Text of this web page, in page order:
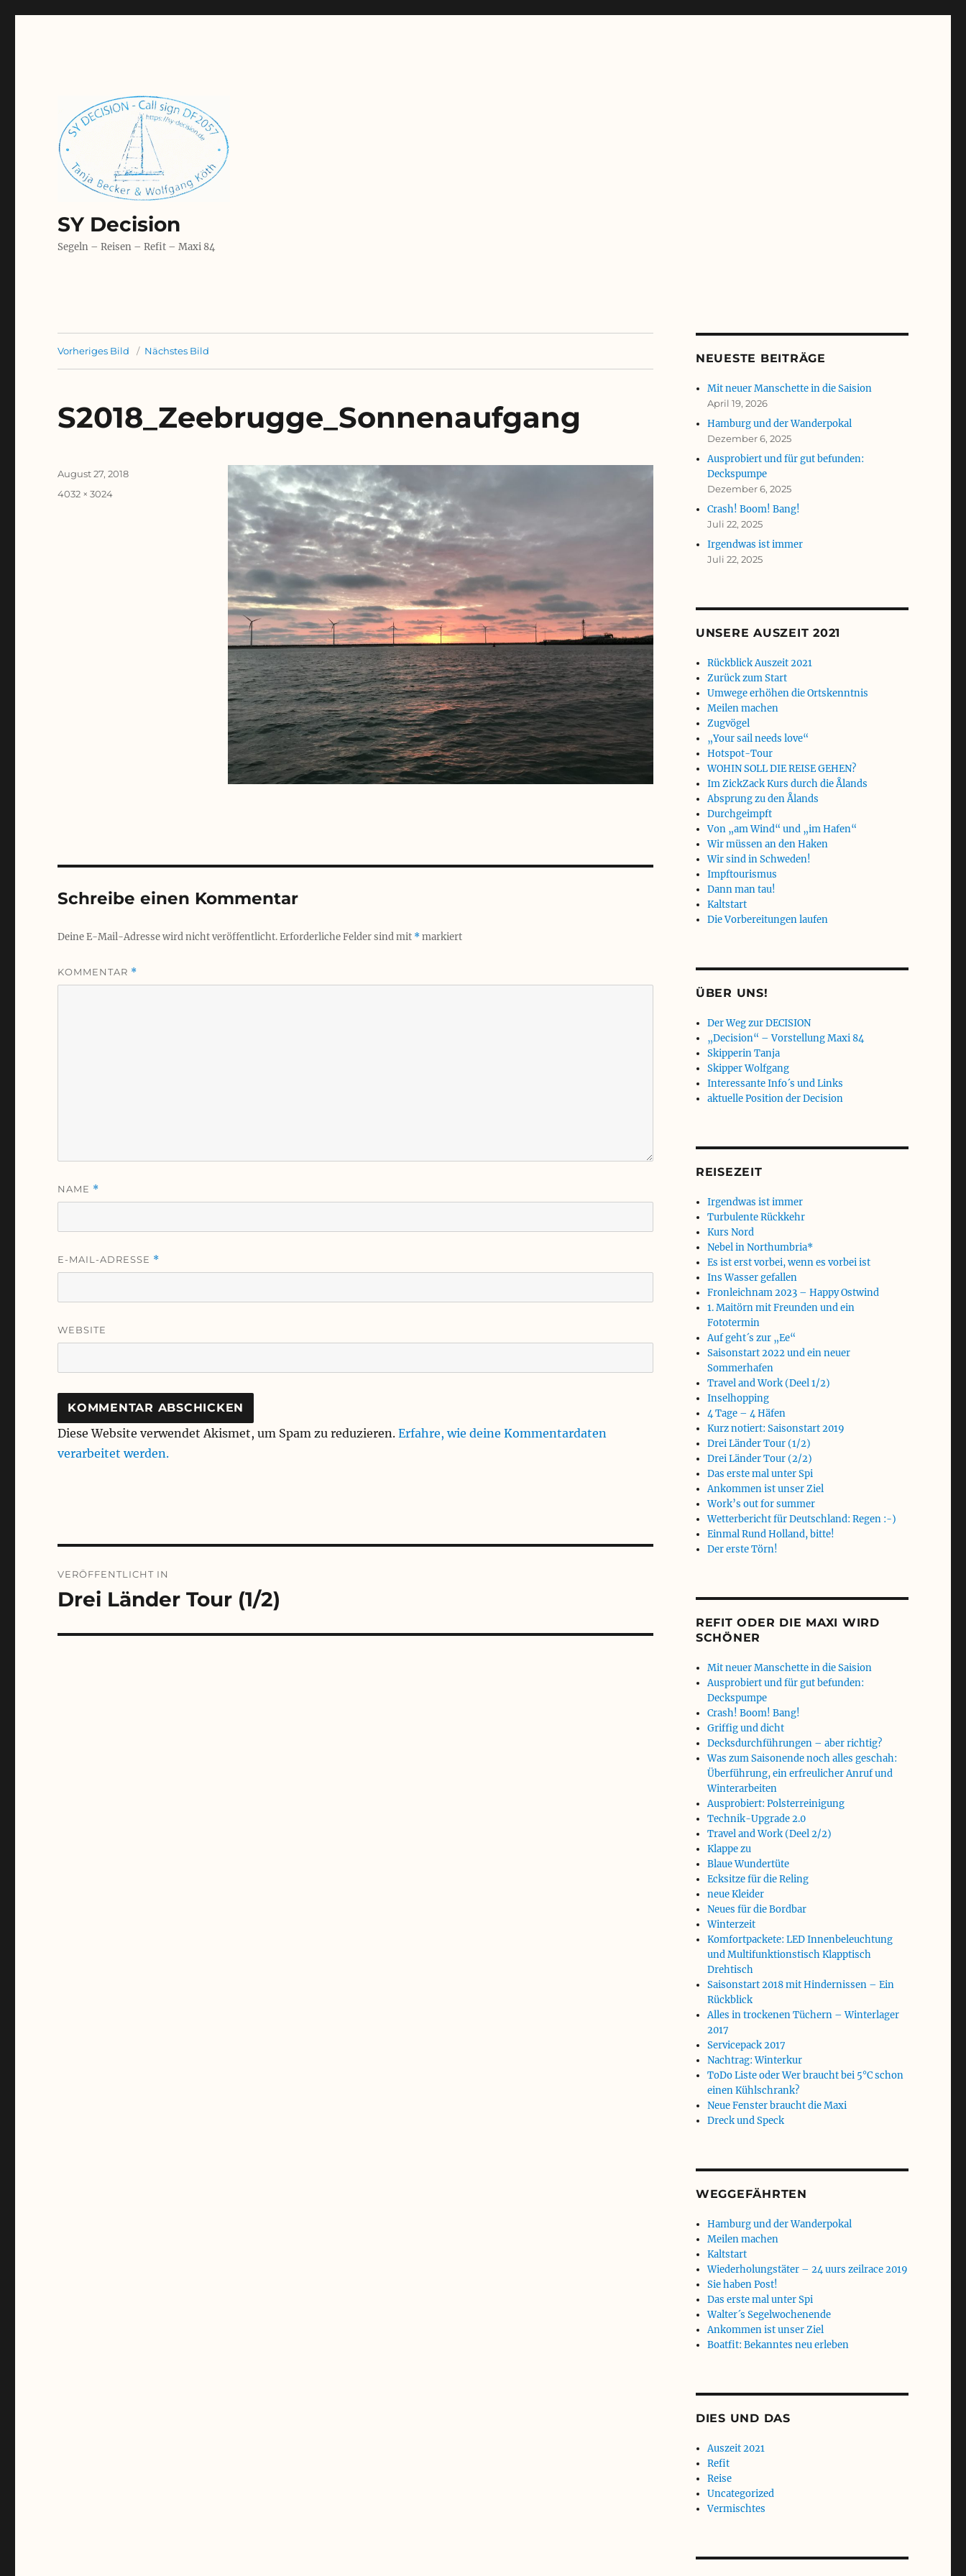
SY Decision
Segeln – Reisen – Refit – Maxi 84
Vorheriges Bild Nächstes Bild
S2018_Zeebrugge_Sonnenaufgang
Veröffentlicht
August 27, 2018
Originalgröße
4032 × 3024
Schreibe einen Kommentar
Deine E-Mail-Adresse wird nicht veröffentlicht.Erforderliche Felder sind mit *markiert
KOMMENTAR *
NAME *
E-MAIL-ADRESSE *
WEBSITE
Diese Website verwendet Akismet, um Spam zu reduzieren.Erfahre, wie deine Kommentardaten
verarbeitet werden.
VERÖFFENTLICHT IN
Drei Länder Tour (1/2)
NEUESTE BEITRÄGE
Mit neuer Manschette in die Saision
April 19, 2026
Hamburg und der Wanderpokal
Dezember 6, 2025
Ausprobiert und für gut befunden:
Deckspumpe
Dezember 6, 2025
Crash! Boom! Bang!
Juli 22, 2025
Irgendwas ist immer
Juli 22, 2025
UNSERE AUSZEIT 2021
Rückblick Auszeit 2021
Zurück zum Start
Umwege erhöhen die Ortskenntnis
Meilen machen
Zugvögel
„Your sail needs love“
Hotspot-Tour
WOHIN SOLL DIE REISE GEHEN?
Im ZickZack Kurs durch die Ålands
Absprung zu den Ålands
Durchgeimpft
Von „am Wind“ und „im Hafen“
Wir müssen an den Haken
Wir sind in Schweden!
Impftourismus
Dann man tau!
Kaltstart
Die Vorbereitungen laufen
ÜBER UNS!
Der Weg zur DECISION
„Decision“ – Vorstellung Maxi 84
Skipperin Tanja
Skipper Wolfgang
Interessante Info´s und Links
aktuelle Position der Decision
REISEZEIT
Irgendwas ist immer
Turbulente Rückkehr
Kurs Nord
Nebel in Northumbria*
Es ist erst vorbei, wenn es vorbei ist
Ins Wasser gefallen
Fronleichnam 2023 – Happy Ostwind
1. Maitörn mit Freunden und ein
Fototermin
Auf geht´s zur „Ee“
Saisonstart 2022 und ein neuer
Sommerhafen
Travel and Work (Deel 1/2)
Inselhopping
4 Tage – 4 Häfen
Kurz notiert: Saisonstart 2019
Drei Länder Tour (1/2)
Drei Länder Tour (2/2)
Das erste mal unter Spi
Ankommen ist unser Ziel
Work’s out for summer
Wetterbericht für Deutschland: Regen :-)
Einmal Rund Holland, bitte!
Der erste Törn!
REFIT ODER DIE MAXI WIRD
SCHÖNER
Mit neuer Manschette in die Saision
Ausprobiert und für gut befunden:
Deckspumpe
Crash! Boom! Bang!
Griffig und dicht
Decksdurchführungen – aber richtig?
Was zum Saisonende noch alles geschah:
Überführung, ein erfreulicher Anruf und
Winterarbeiten
Ausprobiert: Polsterreinigung
Technik-Upgrade 2.0
Travel and Work (Deel 2/2)
Klappe zu
Blaue Wundertüte
Ecksitze für die Reling
neue Kleider
Neues für die Bordbar
Winterzeit
Komfortpackete: LED Innenbeleuchtung
und Multifunktionstisch Klapptisch
Drehtisch
Saisonstart 2018 mit Hindernissen – Ein
Rückblick
Alles in trockenen Tüchern – Winterlager
2017
Servicepack 2017
Nachtrag: Winterkur
ToDo Liste oder Wer braucht bei 5°C schon
einen Kühlschrank?
Neue Fenster braucht die Maxi
Dreck und Speck
WEGGEFÄHRTEN
Hamburg und der Wanderpokal
Meilen machen
Kaltstart
Wiederholungstäter – 24 uurs zeilrace 2019
Sie haben Post!
Das erste mal unter Spi
Walter´s Segelwochenende
Ankommen ist unser Ziel
Boatfit: Bekanntes neu erleben
DIES UND DAS
Auszeit 2021
Refit
Reise
Uncategorized
Vermischtes